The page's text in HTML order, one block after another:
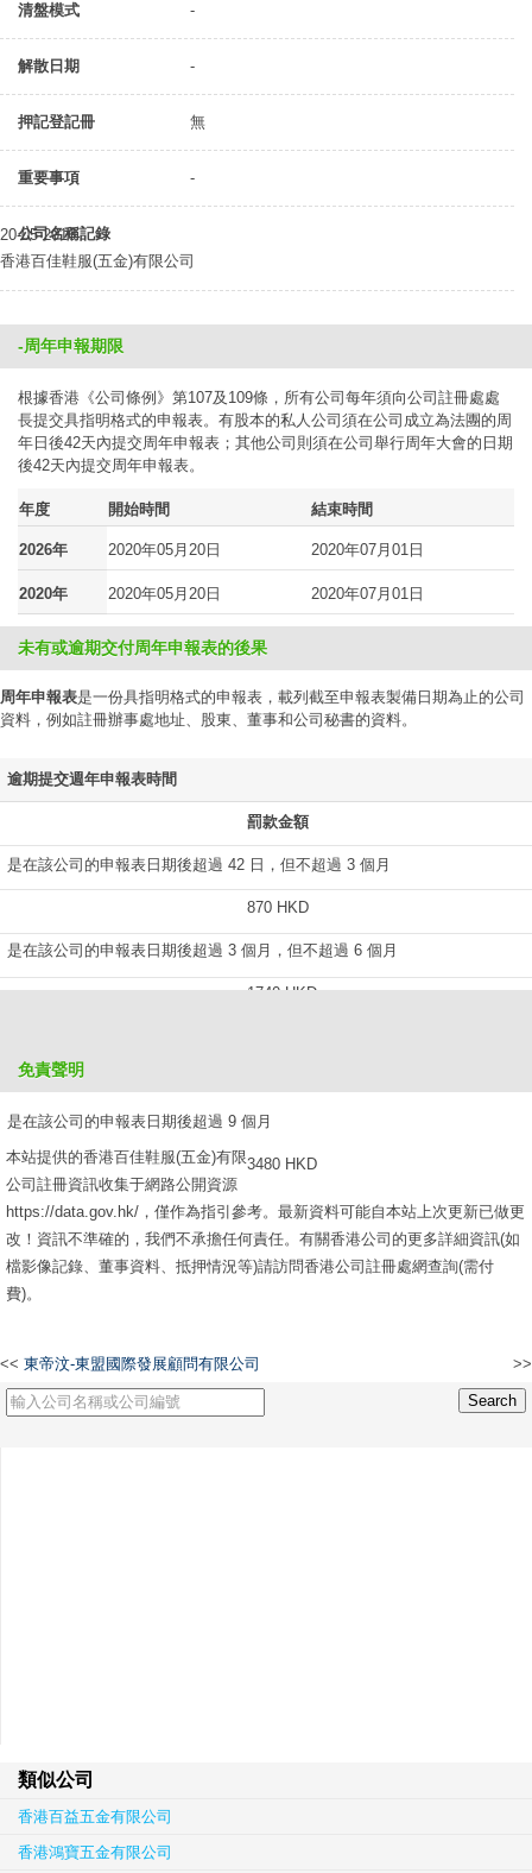
清盤模式
-
解散日期 -
押記登記冊 無
重要事項 -
公司名稱記錄
20-05-2016
香港百佳鞋服(五金)有限公司
-周年申報期限
根據香港《公司條例》第107及109條，所有公司每年須向公司註冊處處
長提交具指明格式的申報表。有股本的私人公司須在公司成立為法團的周
年日後42天內提交周年申報表；其他公司則須在公司舉行周年大會的日期
後42天內提交周年申報表。
年度 開始時間 結束時間
2026年 2020年05月20日 2020年07月01日
2020年 2020年05月20日 2020年07月01日
未有或逾期交付周年申報表的後果
周年申報表是一份具指明格式的申報表，載列截至申報表製備日期為止的公司
資料，例如註冊辦事處地址、股東、董事和公司秘書的資料。
逾期提交週年申報表時間
罰款金額
是在該公司的申報表日期後超過 42 日，但不超過 3 個月
870 HKD
是在該公司的申報表日期後超過 3 個月，但不超過 6 個月
1740 HKD
是在該公司的申報表日期後超過 9 個月
3480 HKD
免責聲明
本站提供的香港百佳鞋服(五金)有限
公司註冊資訊收集于網路公開資源
https://data.gov.hk/，僅作為指引參考。最新資料可能自本站上次更新已做更
改！資訊不準確的，我們不承擔任何責任。有關香港公司的更多詳細資訊(如
檔影像記錄、董事資料、抵押情況等)請訪問香港公司註冊處網查詢(需付
費)。
<< 東帝汶-東盟國際發展顧問有限公司 >>
類似公司
香港百益五金有限公司
香港鴻寶五金有限公司